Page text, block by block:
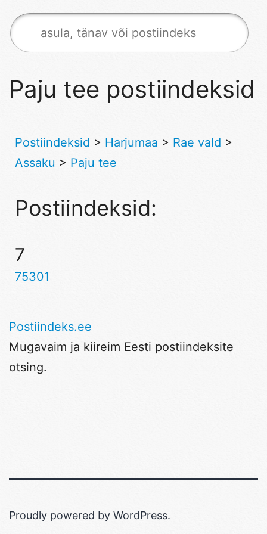
Paju tee postiindeksid
Postiindeksid > Harjumaa > Rae vald >
Assaku > Paju tee
Postiindeksid:
7
75301
Postiindeks.ee
Mugavaim ja kiireim Eesti postiindeksite
otsing.
Proudly powered by WordPress.